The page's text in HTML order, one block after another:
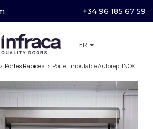
+34 96 185 67 59
FR
Portes Rapides Porte Enroulable Autorép. INOX